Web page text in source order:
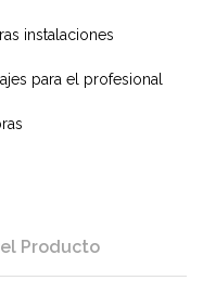
instalaciones
para el profesional
Producto